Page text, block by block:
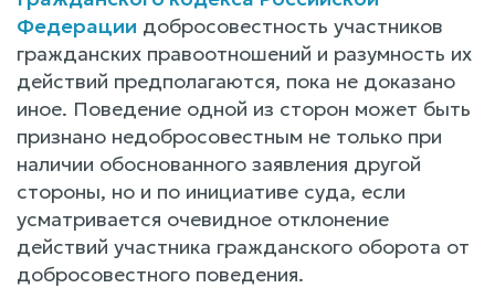
Федерации добросовестность участников
гражданских правоотношений и разумность их
действий предполагаются, пока не доказано
иное. Поведение одной из сторон может быть
признано недобросовестным не только при
наличии обоснованного заявления другой
стороны, но и по инициативе суда, если
усматривается очевидное отклонение
действий участника гражданского оборота от
добросовестного поведения.